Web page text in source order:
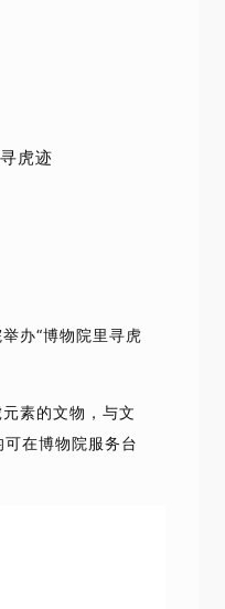
虎迹
办“博物院里寻虎
素的文物，与文
在博物院服务台